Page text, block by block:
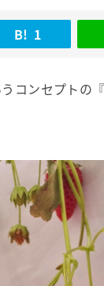
B! 1
コンセプトの